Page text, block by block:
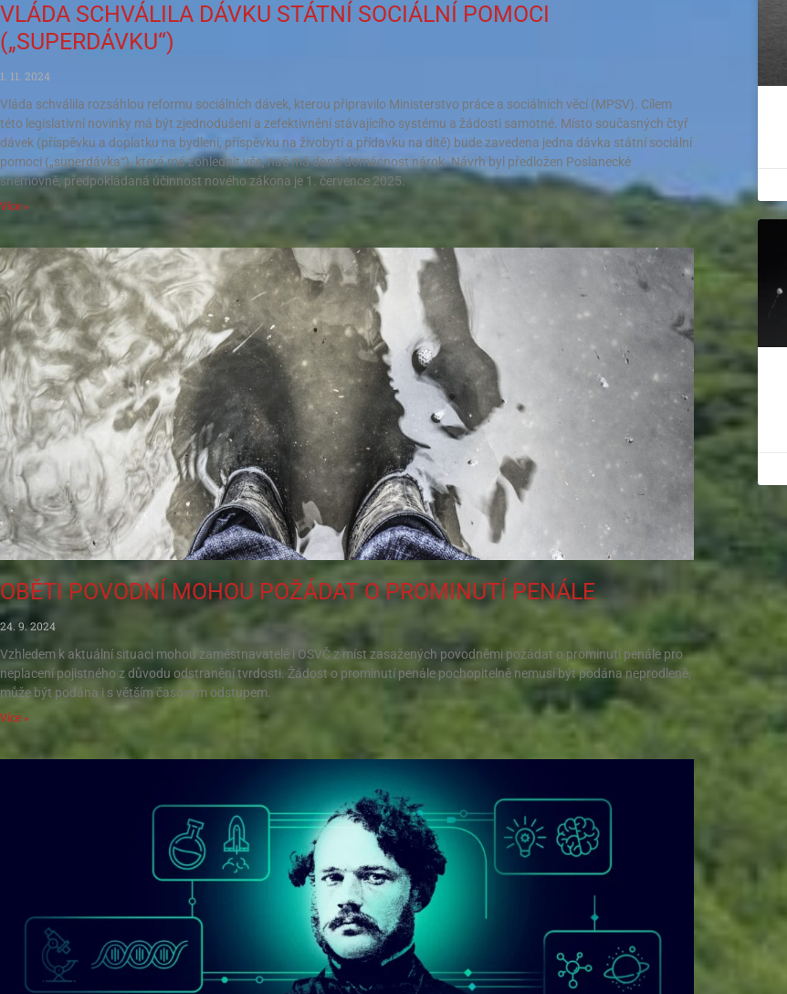
VLÁDA SCHVÁLILA DÁVKU STÁTNÍ SOCIÁLNÍ POMOCI
(„SUPERDÁVKU“)
1. 11. 2024
Vláda schválila rozsáhlou reformu sociálních dávek, kterou připravilo Ministerstvo práce a sociálních věcí (MPSV). Cílem
této legislativní novinky má být zjednodušení a zefektivnění stávajícího systému a žádosti samotné. Místo současných čtyř
dávek (příspěvku a doplatku na bydlení, příspěvku na živobytí a přídavku na dítě) bude zavedena jedna dávka státní sociální
pomoci („superdávka“), která má zohlednit vše, nač má daná domácnost nárok. Návrh byl předložen Poslanecké
sněmovně, předpokládaná účinnost nového zákona je 1. července 2025.
Více »
OBĚTI POVODNÍ MOHOU POŽÁDAT O PROMINUTÍ PENÁLE
24. 9. 2024
Vzhledem k aktuální situaci mohou zaměstnavatelé i OSVČ z míst zasažených povodněmi požádat o prominutí penále pro
neplacení pojistného z důvodu odstranění tvrdosti. Žádost o prominutí penále pochopitelně nemusí být podána neprodleně,
může být podána i s větším časovým odstupem.
Více »